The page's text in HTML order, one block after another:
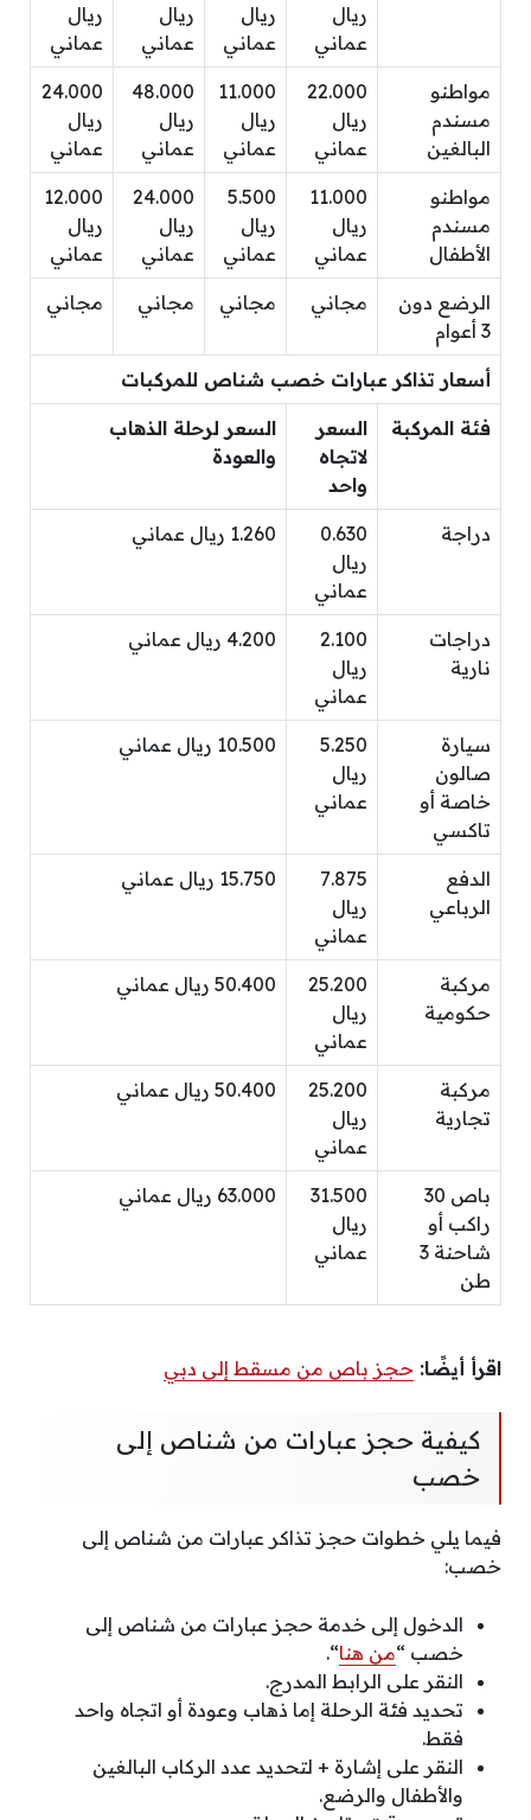
ريال
عماني
ريال
عماني
ريال
عماني
ريال
عماني
مواطنو
مسندم
البالغين
22.000
ريال
عماني
11.000
ريال
عماني
48.000
ريال
عماني
24.000
ريال
عماني
مواطنو
مسندم
الأطفال
11.000
ريال
عماني
5.500
ريال
عماني
24.000
ريال
عماني
12.000
ريال
عماني
الرضع دون
3 أعوام
مجاني مجاني مجاني مجاني
أسعار تذاكر عبارات خصب شناص للمركبات
فئة المركبة
السعر
لاتجاه
واحد
السعر لرحلة الذهاب
والعودة
دراجة
0.630
ريال
عماني
1.260 ريال عماني
دراجات
نارية
2.100
ريال
عماني
4.200 ريال عماني
سيارة
صالون
خاصة أو
تاكسي
5.250
ريال
عماني
10.500 ريال عماني
الدفع
الرباعي
7.875
ريال
عماني
15.750 ريال عماني
مركبة
حكومية
25.200
ريال
عماني
50.400 ريال عماني
مركبة
تجارية
25.200
ريال
عماني
50.400 ريال عماني
باص 30
راكب أو
شاحنة 3
طن
31.500
ريال
عماني
63.000 ريال عماني
اقرأ أيضًا: حجز باص من مسقط إلى دبي
كيفية حجز عبارات من شناص إلى
خصب
فيما يلي خطوات حجز تذاكر عبارات من شناص إلى
خصب:
الدخول إلى خدمة حجز عبارات من شناص إلى
خصب “من هنا“.
النقر على الرابط المدرج.
تحديد فئة الرحلة إما ذهاب وعودة أو اتجاه واحد
فقط.
النقر على إشارة + لتحديد عدد الركاب البالغين
والأطفال والرضع.